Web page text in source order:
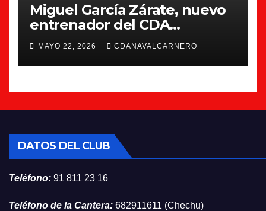
Miguel García Zárate, nuevo
entrenador del CDA
Navalcarnero
MAYO 22, 2026 CDANAVALCARNERO
DATOS DEL CLUB
Teléfono: 91 811 23 16
Teléfono de la Cantera: 682911611 (Chechu)